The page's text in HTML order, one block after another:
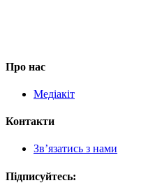
Про нас
Медіакіт
Контакти
Зв’язатись з нами
Підписуйтесь: